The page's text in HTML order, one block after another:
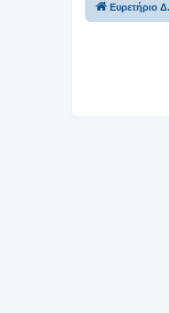
Ευρετήριο